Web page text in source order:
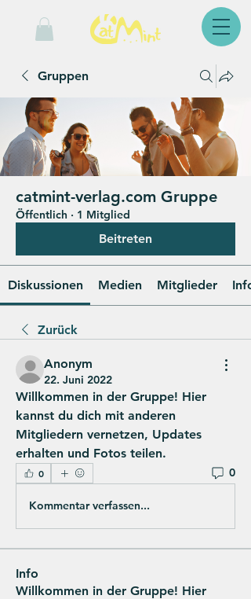
Gruppen
catmint-verlag.com Gruppe
Öffentlich · 1 Mitglied
Beitreten
Diskussionen Medien Mitglieder Info
Zurück
Anonym
22. Juni 2022
Willkommen in der Gruppe! Hier
kannst du dich mit anderen
Mitgliedern vernetzen, Updates
erhalten und Fotos teilen.
0 0
Kommentar verfassen...
Info
Willkommen in der Gruppe! Hier